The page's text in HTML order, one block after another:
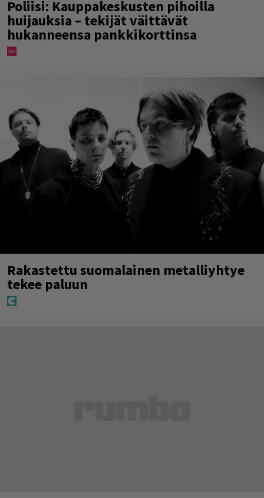
Poliisi: Kauppakeskusten pihoilla
huijauksia – tekijät väittävät
hukanneensa pankkikorttinsa
Rakastettu suomalainen metalliyhtye
tekee paluun